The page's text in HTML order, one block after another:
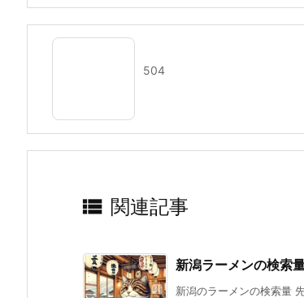
504
 関連記事
新潟ラーメンの検索
新潟のラーメンの検索量